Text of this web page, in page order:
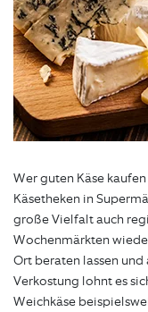
Wer guten Käse
Käsetheken in
große Vielfalt auch
Wochenmärkten
Ort beraten lassen
Verkostung lohnt es
Weichkäse